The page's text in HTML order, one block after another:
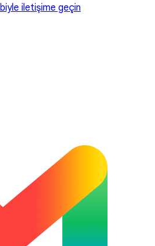
iletişime geçin